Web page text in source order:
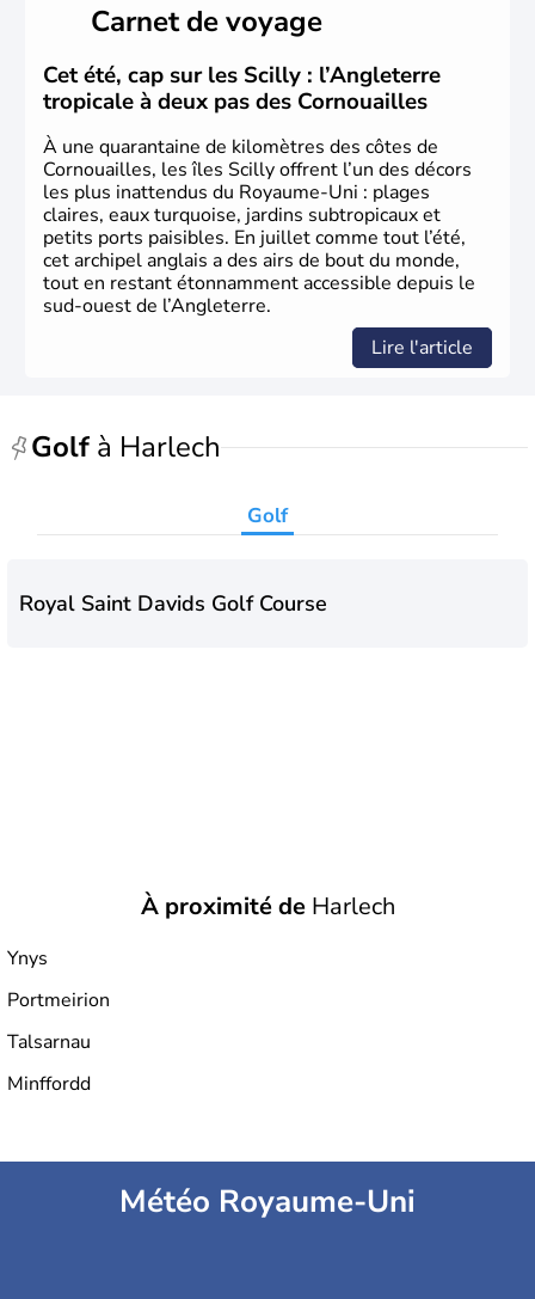
Jones, Roger Glover sont quelques-unes des célébrités
Pays de Galles
de la musique. Ken Follet et Catherine Zeta-Jones en
littérature et au cinéma portent haut les couleurs de ce
pays.
Carnet de voyage
Cet été, cap sur les Scilly : l’Angleterre
tropicale à deux pas des Cornouailles
À une quarantaine de kilomètres des côtes de
Cornouailles, les îles Scilly offrent l’un des décors
les plus inattendus du Royaume-Uni : plages
claires, eaux turquoise, jardins subtropicaux et
petits ports paisibles. En juillet comme tout l’été,
cet archipel anglais a des airs de bout du monde,
tout en restant étonnamment accessible depuis le
sud-ouest de l’Angleterre.
Lire l'article
Golf à Harlech
Golf
Royal Saint Davids Golf Course
À proximité deHarlech
Ynys
Portmeirion
Talsarnau
Minffordd
Météo Royaume-Uni